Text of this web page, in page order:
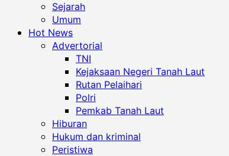
Sejarah
Umum
Hot News
Advertorial
TNI
Kejaksaan Negeri Tanah Laut
Rutan Pelaihari
Polri
Pemkab Tanah Laut
Hiburan
Hukum dan kriminal
Peristiwa